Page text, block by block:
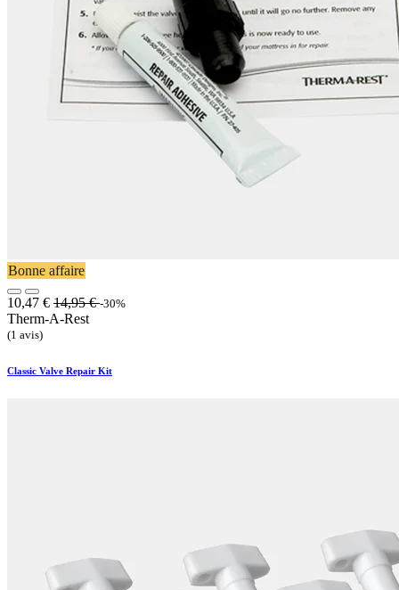
Bonne affaire
10,47 € 14,95€ -30%
Therm-A-Rest
(1 avis)
Classic Valve Repair Kit